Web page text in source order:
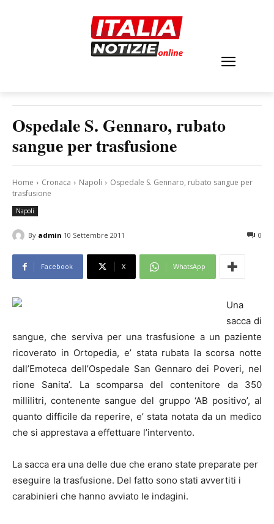
Ospedale S. Gennaro, rubato
sangue per trasfusione
Home Cronaca Napoli
Ospedale S. Gennaro, rubato sangue per
trasfusione
Napoli
By admin 10 Settembre 2011 0
Facebook X WhatsApp
Una
sacca di
sangue, che serviva per una trasfusione a un paziente
ricoverato in Ortopedia, e’ stata rubata la scorsa notte
dall’Emoteca dell’Ospedale San Gennaro dei Poveri, nel
rione Sanita’. La scomparsa del contenitore da 350
millilitri, contenente sangue del gruppo ‘AB positivo’, al
quanto difficile da reperire, e’ stata notata da un medico
che si apprestava a effettuare l’intervento.
La sacca era una delle due che erano state preparate per
eseguire la trasfusione. Del fatto sono stati avvertiti i
carabinieri che hanno avviato le indagini.